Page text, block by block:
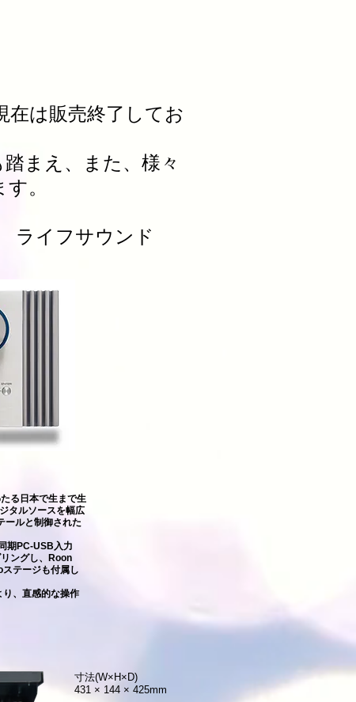
在は販売終了してお
まえ、また、様々
。
ウンド
る日本で生まで生
タルソースを幅広
ールと制御された
期PC-USB入力
ングし、Roon
テージも付属し
、直感的な操作
寸法(W×H×D)
431 × 144 × 425mm